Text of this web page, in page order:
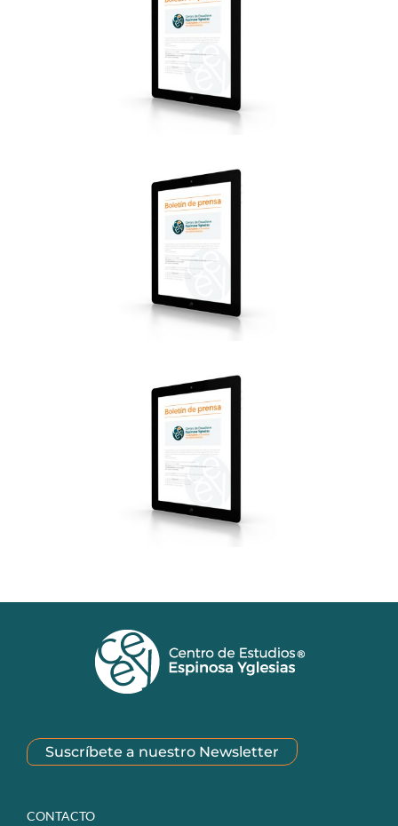
Suscríbete a nuestro Newsletter
CONTACTO